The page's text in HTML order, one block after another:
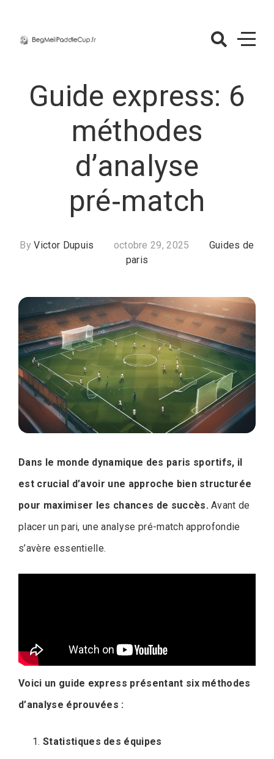
content
Guide express: 6
méthodes
d’analyse
pré‑match
ByVictor Dupuis octobre 29, 2025
Guides de
paris
Dans le monde dynamique des paris sportifs, il
est crucial d’avoir une approche bien structurée
pour maximiser les chances de succès.Avant de
placer un pari, une analyse pré-match approfondie
s’avère essentielle.
Voici un guide express présentant six méthodes
d’analyse éprouvées :
Statistiques des équipes